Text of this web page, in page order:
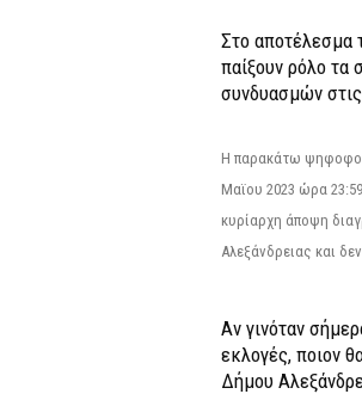
Στο αποτέλεσμα
παίξουν ρόλο τα
συνδυασμών
Η παρακάτω
Μαϊου 2023 ώρα
κυρίαρχη άποψη
Αλεξάνδρειας και
Αν γινόταν
εκλογές, ποιον
Δήμου